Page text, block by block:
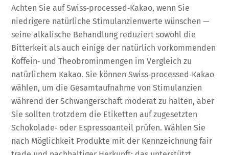
Achten Sie auf Swiss‑processed‑Kakao, wenn Sie
niedrigere natürliche Stimulanzienwerte wünschen —
seine alkalische Behandlung reduziert sowohl die
Bitterkeit als auch einige der natürlich vorkommenden
Koffein‑ und Theobrominmengen im Vergleich zu
natürlichem Kakao. Sie können Swiss‑processed‑Kakao
wählen, um die Gesamtaufnahme von Stimulanzien
während der Schwangerschaft moderat zu halten, aber
Sie sollten trotzdem die Etiketten auf zugesetzten
Schokolade‑ oder Espressoanteil prüfen. Wählen Sie
nach Möglichkeit Produkte mit der Kennzeichnung fair